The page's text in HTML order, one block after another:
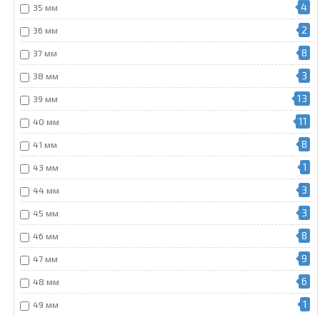
35 мм 4
36 мм 2
37 мм 8
38 мм 3
39 мм 13
40 мм 11
41 мм 8
43 мм 1
44 мм 3
45 мм 3
46 мм 8
47 мм 9
48 мм 6
49 мм 1